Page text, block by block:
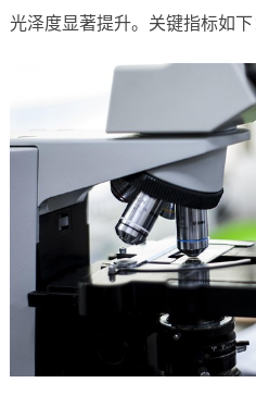
光泽度显著提升。关键指标如下